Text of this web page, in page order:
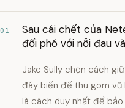
01
Sau cái chết của
đối phó với nỗi đau
Jake Sully chọn cách
đáy biển để thu gom vũ
là cách duy nhất để